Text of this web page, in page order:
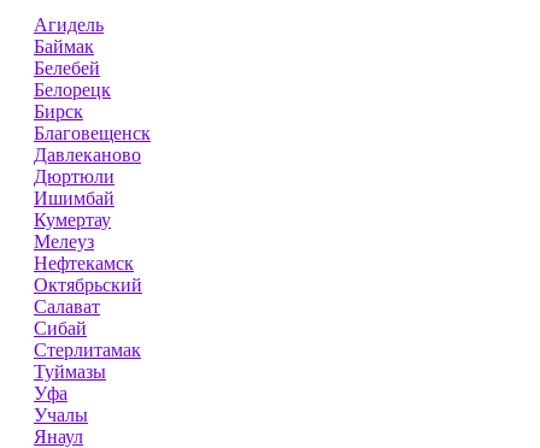
Агидель
Баймак
Белебей
Белорецк
Бирск
Благовещенск
Давлеканово
Дюртюли
Ишимбай
Кумертау
Мелеуз
Нефтекамск
Октябрьский
Салават
Сибай
Стерлитамак
Туймазы
Уфа
Учалы
Янаул